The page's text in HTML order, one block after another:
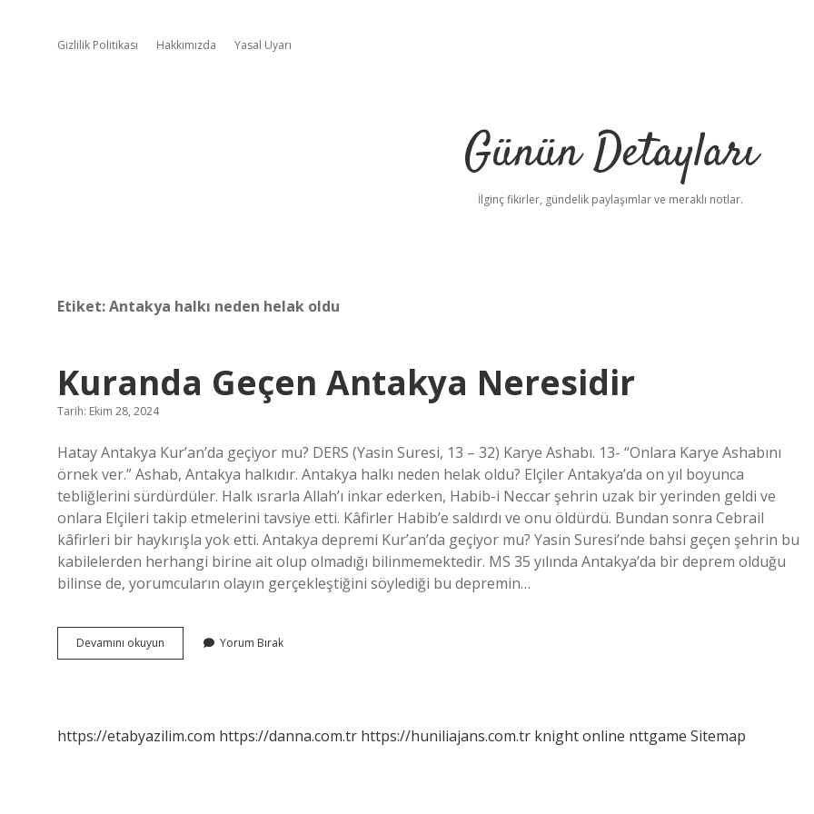
Gizlilik Politikası Hakkımızda Yasal Uyarı
Günün Detayları
İlginç fikirler, gündelik paylaşımlar ve meraklı notlar.
Etiket:Antakya halkı neden helak oldu
Kuranda Geçen Antakya Neresidir
Tarih: Ekim 28, 2024
Hatay Antakya Kur’an’da geçiyor mu? DERS (Yasin Suresi, 13 – 32) Karye Ashabı. 13- “Onlara Karye Ashabını
örnek ver.” Ashab, Antakya halkıdır. Antakya halkı neden helak oldu? Elçiler Antakya’da on yıl boyunca
tebliğlerini sürdürdüler. Halk ısrarla Allah’ı inkar ederken, Habib-i Neccar şehrin uzak bir yerinden geldi ve
onlara Elçileri takip etmelerini tavsiye etti. Kâfirler Habib’e saldırdı ve onu öldürdü. Bundan sonra Cebrail
kâfirleri bir haykırışla yok etti. Antakya depremi Kur’an’da geçiyor mu? Yasin Suresi’nde bahsi geçen şehrin bu
kabilelerden herhangi birine ait olup olmadığı bilinmemektedir. MS 35 yılında Antakya’da bir deprem olduğu
bilinse de, yorumcuların olayın gerçekleştiğini söylediği bu depremin…
Devamını okuyun Kuranda
Geçen
Yorum Bırak
https://etabyazilim.com https://danna.com.tr https://huniliajans.com.tr knight online nttgame Sitemap